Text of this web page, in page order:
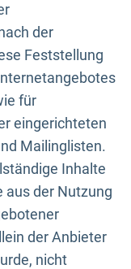
der
Feststellung
für
eingerichteten
Mailinglisten.
Inhalte
aus der Nutzung
der Anbieter
nicht